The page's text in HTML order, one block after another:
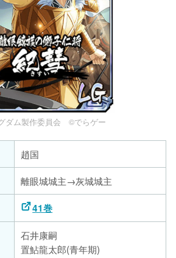
ダム製作委員会 ©でらゲー
趙国
離眼城城主→灰城城主
41巻
石井康嗣
置鮎龍太郎(青年期)